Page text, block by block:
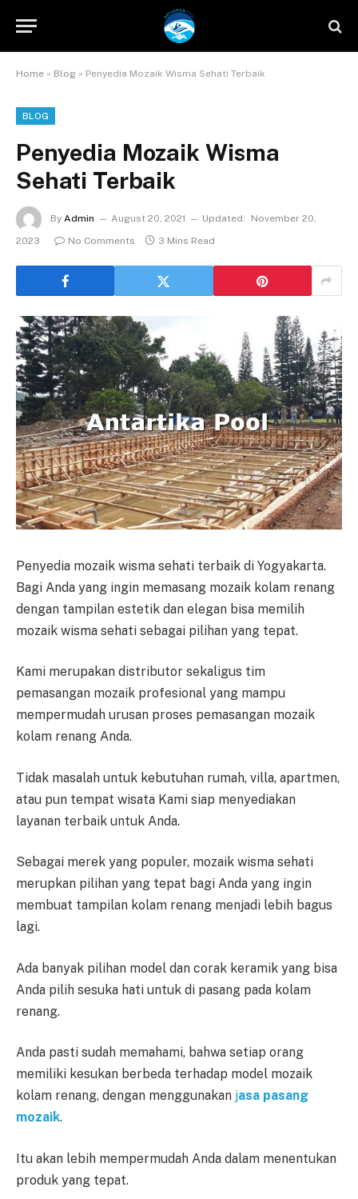
Home » Blog » Penyedia Mozaik Wisma Sehati Terbaik
BLOG
Penyedia Mozaik Wisma
Sehati Terbaik
By Admin August 20, 2021 Updated:
November 20,
2023
No Comments 3 Mins Read
Penyedia mozaik wisma sehati terbaik di Yogyakarta.
Bagi Anda yang ingin memasang mozaik kolam renang
dengan tampilan estetik dan elegan bisa memilih
mozaik wisma sehati sebagai pilihan yang tepat.
Kami merupakan distributor sekaligus tim
pemasangan mozaik profesional yang mampu
mempermudah urusan proses pemasangan mozaik
kolam renang Anda.
Tidak masalah untuk kebutuhan rumah, villa, apartmen,
atau pun tempat wisata Kami siap menyediakan
layanan terbaik untuk Anda.
Sebagai merek yang populer, mozaik wisma sehati
merupkan pilihan yang tepat bagi Anda yang ingin
membuat tampilan kolam renang menjadi lebih bagus
lagi.
Ada banyak pilihan model dan corak keramik yang bisa
Anda pilih sesuka hati untuk di pasang pada kolam
renang.
Anda pasti sudah memahami, bahwa setiap orang
memiliki kesukan berbeda terhadap model mozaik
kolam renang, dengan menggunakan jasa pasang
mozaik.
Itu akan lebih mempermudah Anda dalam menentukan
produk yang tepat.